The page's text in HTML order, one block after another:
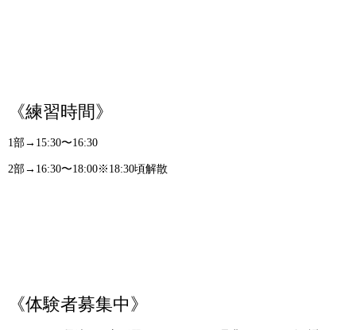
《練習時間》
1部→15:30〜16:30
2部→16:30〜18:00※18:30頃解散
《体験者募集中》